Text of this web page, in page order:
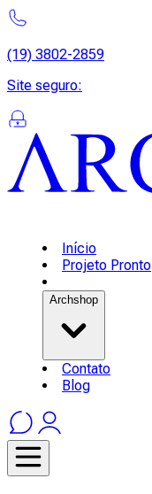
(19) 3802-2859
Site seguro:
Início
Projeto Pronto
Archshop
Contato
Blog